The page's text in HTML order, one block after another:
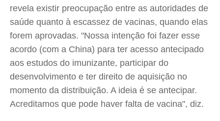
revela existir preocupação entre as autoridades de
saúde quanto à escassez de vacinas, quando elas
forem aprovadas. "Nossa intenção foi fazer esse
acordo (com a China) para ter acesso antecipado
aos estudos do imunizante, participar do
desenvolvimento e ter direito de aquisição no
momento da distribuição. A ideia é se antecipar.
Acreditamos que pode haver falta de vacina", diz.